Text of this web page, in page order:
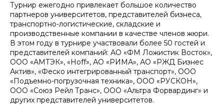
Турнир ежегодно привлекает большое количество
партнеров университетов, представителей бизнеса,
транспортно-логистические, складские и
производственные компании в качестве членов жюри.
В этом году в турнире участвовали более 50 гостей и
представителей компаний: АО «ФМ Ложистик Восток»,
ООО «АМТЭК», «Hoff», АО «РИМА», АО «РЖД Бизнес
Актив», «Феско интегрированный транспорт», ООО
«Подъемно-погрузочная техника», ООО «РУСКОН»,
ООО «Союз Рейл Транс», ООО «Альтра Форвардинг» и
других представителей университетов.